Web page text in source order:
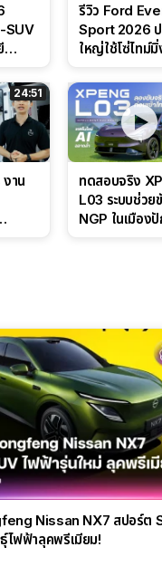
SUV
7
รีวิว Ford
Sport 2026
ใหญ่ใช้โซ่ไทม์มิ่
ดุดันสไตล์ครอ
สายลุย
24:51
าน
ะ
น
ทดสอบจริง
L03 ระบบช่วยขับขี่
NGP ในเมือง
Nissan NX7 สปอร์ต
ไฟฟ้าลุคพรีเมียม!